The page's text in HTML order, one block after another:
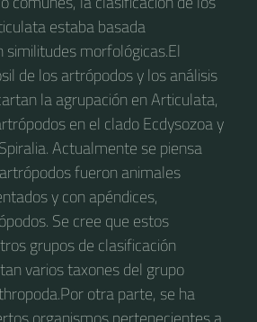
estaba basada
morfológicas.​ El
de los artrópodos y los análisis
la agrupación en Articulata,
en el clado Ecdysozoa y
Actualmente se piensa
fueron animales
y con apéndices,
Se cree que estos
grupos de clasificación
varios taxones del grupo
Por otra parte, se ha